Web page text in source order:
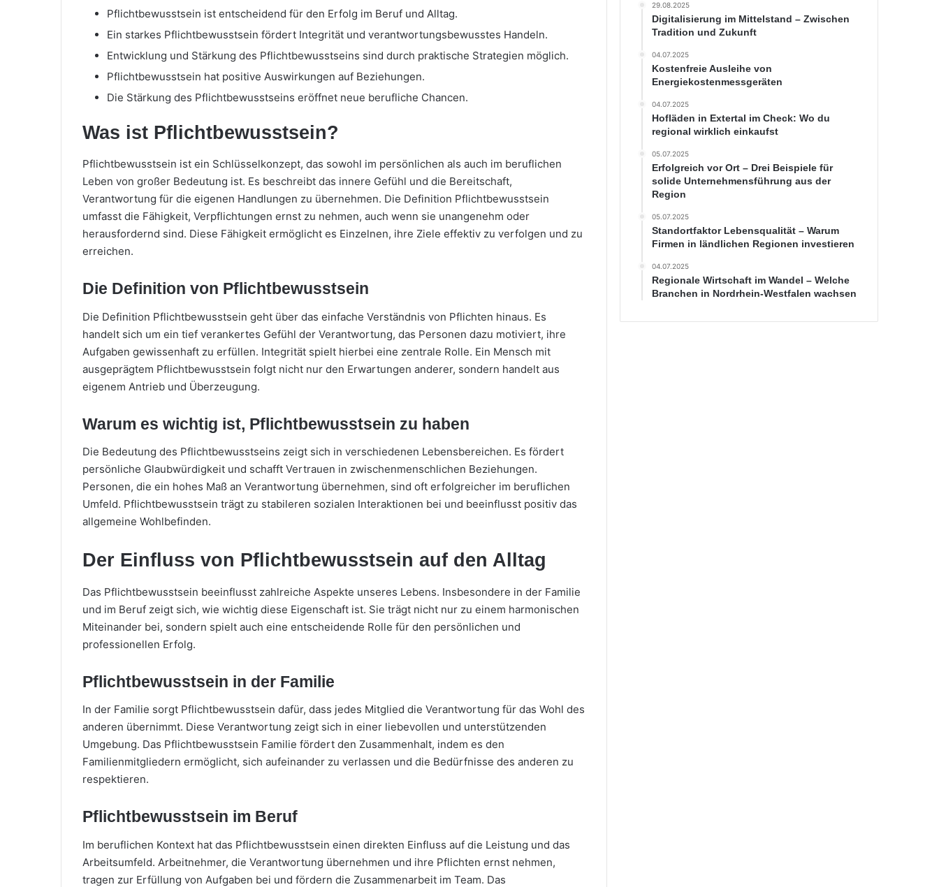
Pflichtbewusstsein ist entscheidend für den Erfolg im Beruf und Alltag.
Ein starkes Pflichtbewusstsein fördert Integrität und verantwortungsbewusstes Handeln.
Entwicklung und Stärkung des Pflichtbewusstseins sind durch praktische Strategien möglich.
Pflichtbewusstsein hat positive Auswirkungen auf Beziehungen.
Die Stärkung des Pflichtbewusstseins eröffnet neue berufliche Chancen.
Was ist Pflichtbewusstsein?
Pflichtbewusstsein ist ein Schlüsselkonzept, das sowohl im persönlichen als auch im beruflichen
Leben von großer Bedeutung ist. Es beschreibt das innere Gefühl und die Bereitschaft,
Verantwortung für die eigenen Handlungen zu übernehmen. Die Definition Pflichtbewusstsein
umfasst die Fähigkeit, Verpflichtungen ernst zu nehmen, auch wenn sie unangenehm oder
herausfordernd sind. Diese Fähigkeit ermöglicht es Einzelnen, ihre Ziele effektiv zu verfolgen und zu
erreichen.
Die Definition von Pflichtbewusstsein
Die Definition Pflichtbewusstsein geht über das einfache Verständnis von Pflichten hinaus. Es
handelt sich um ein tief verankertes Gefühl der Verantwortung, das Personen dazu motiviert, ihre
Aufgaben gewissenhaft zu erfüllen. Integrität spielt hierbei eine zentrale Rolle. Ein Mensch mit
ausgeprägtem Pflichtbewusstsein folgt nicht nur den Erwartungen anderer, sondern handelt aus
eigenem Antrieb und Überzeugung.
Warum es wichtig ist, Pflichtbewusstsein zu haben
Die Bedeutung des Pflichtbewusstseins zeigt sich in verschiedenen Lebensbereichen. Es fördert
persönliche Glaubwürdigkeit und schafft Vertrauen in zwischenmenschlichen Beziehungen.
Personen, die ein hohes Maß an Verantwortung übernehmen, sind oft erfolgreicher im beruflichen
Umfeld. Pflichtbewusstsein trägt zu stabileren sozialen Interaktionen bei und beeinflusst positiv das
allgemeine Wohlbefinden.
Der Einfluss von Pflichtbewusstsein auf den Alltag
Das Pflichtbewusstsein beeinflusst zahlreiche Aspekte unseres Lebens. Insbesondere in der Familie
und im Beruf zeigt sich, wie wichtig diese Eigenschaft ist. Sie trägt nicht nur zu einem harmonischen
Miteinander bei, sondern spielt auch eine entscheidende Rolle für den persönlichen und
professionellen Erfolg.
Pflichtbewusstsein in der Familie
In der Familie sorgt Pflichtbewusstsein dafür, dass jedes Mitglied die Verantwortung für das Wohl des
anderen übernimmt. Diese Verantwortung zeigt sich in einer liebevollen und unterstützenden
Umgebung. Das Pflichtbewusstsein Familie fördert den Zusammenhalt, indem es den
Familienmitgliedern ermöglicht, sich aufeinander zu verlassen und die Bedürfnisse des anderen zu
respektieren.
Pflichtbewusstsein im Beruf
Im beruflichen Kontext hat das Pflichtbewusstsein einen direkten Einfluss auf die Leistung und das
Arbeitsumfeld. Arbeitnehmer, die Verantwortung übernehmen und ihre Pflichten ernst nehmen,
tragen zur Erfüllung von Aufgaben bei und fördern die Zusammenarbeit im Team. Das
29.08.2025
Digitalisierung im Mittelstand – Zwischen
Tradition und Zukunft
04.07.2025
Kostenfreie Ausleihe von
Energiekostenmessgeräten
04.07.2025
Hofläden in Extertal im Check: Wo du
regional wirklich einkaufst
05.07.2025
Erfolgreich vor Ort – Drei Beispiele für
solide Unternehmensführung aus der
Region
05.07.2025
Standortfaktor Lebensqualität – Warum
Firmen in ländlichen Regionen investieren
04.07.2025
Regionale Wirtschaft im Wandel – Welche
Branchen in Nordrhein-Westfalen wachsen